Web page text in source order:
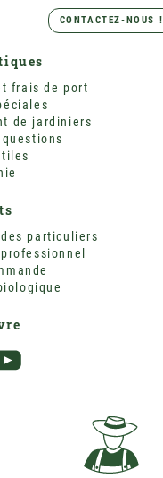
CONTACTEZ-NOUS !
frais de port
de jardiniers
particuliers